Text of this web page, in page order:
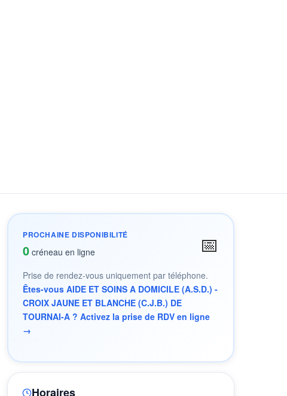
PROCHAINE DISPONIBILITÉ
0 créneau en ligne 📅
Prise de rendez-vous uniquement par téléphone.
Êtes-vous AIDE ET SOINS A DOMICILE (A.S.D.) -
CROIX JAUNE ET BLANCHE (C.J.B.) DE
TOURNAI-A ? Activez la prise de RDV en ligne
→
Horaires